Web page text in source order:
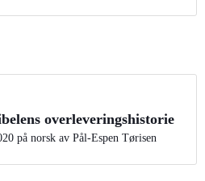
overleveringshistorie
på norsk av Pål-Espen Tørisen